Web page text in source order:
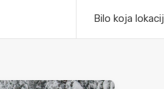
Bilo koja